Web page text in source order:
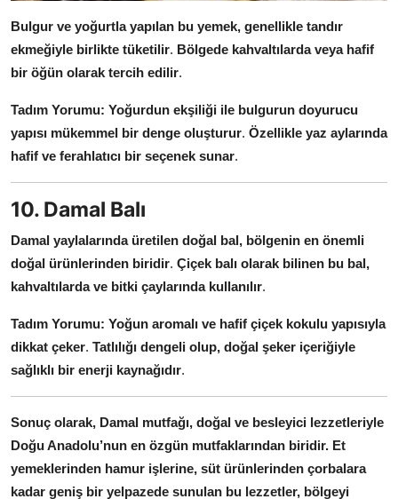
Bulgur ve yoğurtla yapılan bu yemek, genellikle tandır
ekmeğiyle birlikte tüketilir. Bölgede kahvaltılarda veya hafif
bir öğün olarak tercih edilir.
Tadım Yorumu: Yoğurdun ekşiliği ile bulgurun doyurucu
yapısı mükemmel bir denge oluşturur. Özellikle yaz aylarında
hafif ve ferahlatıcı bir seçenek sunar.
10. Damal Balı
Damal yaylalarında üretilen doğal bal, bölgenin en önemli
doğal ürünlerinden biridir. Çiçek balı olarak bilinen bu bal,
kahvaltılarda ve bitki çaylarında kullanılır.
Tadım Yorumu: Yoğun aromalı ve hafif çiçek kokulu yapısıyla
dikkat çeker. Tatlılığı dengeli olup, doğal şeker içeriğiyle
sağlıklı bir enerji kaynağıdır.
Sonuç olarak, Damal mutfağı, doğal ve besleyici lezzetleriyle
Doğu Anadolu’nun en özgün mutfaklarından biridir. Et
yemeklerinden hamur işlerine, süt ürünlerinden çorbalara
kadar geniş bir yelpazede sunulan bu lezzetler, bölgeyi